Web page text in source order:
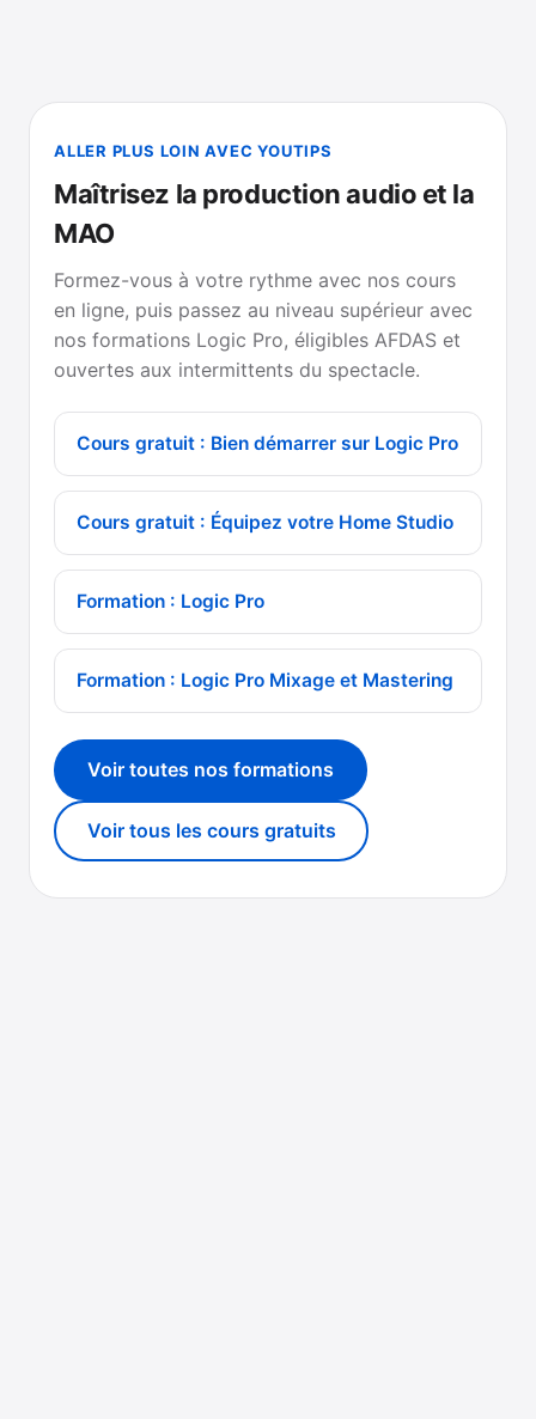
ALLER PLUS LOIN AVEC YOUTIPS
Maîtrisez la production audio et la
MAO
Formez-vous à votre rythme avec nos cours
en ligne, puis passez au niveau supérieur avec
nos formations Logic Pro, éligibles AFDAS et
ouvertes aux intermittents du spectacle.
Cours gratuit : Bien démarrer sur Logic Pro
Cours gratuit : Équipez votre Home Studio
Formation : Logic Pro
Formation : Logic Pro Mixage et Mastering
Voir toutes nos formations
Voir tous les cours gratuits